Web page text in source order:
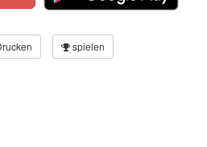
spielen